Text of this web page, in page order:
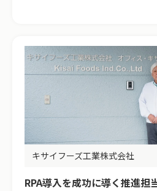
キサイフーズ工業株式会社
RPA導入を成功に導く推進担